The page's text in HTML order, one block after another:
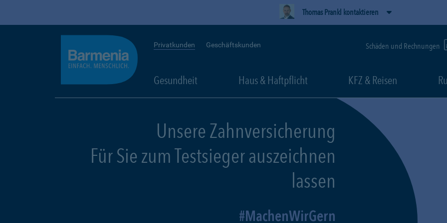
Thomas Prankl kontaktieren
Privatkunden Geschäftskunden Schäden und Rechnungen
Gesundheit Haus & Haftpflicht KFZ & Reisen
Unsere Zahnversicherung
Für Sie zum Testsieger auszeichnen
lassen
MachenWirGern